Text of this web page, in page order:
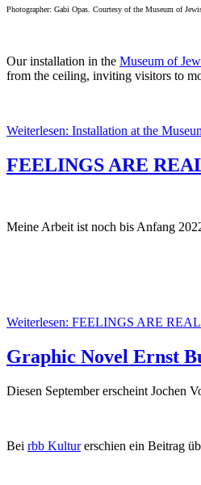
Photographer: Gabi Opas. Courtesy of the Museum of
Our installation in the Museum of
from the ceiling, inviting visitors to
Weiterlesen: Installation at the
FEELINGS ARE
Meine Arbeit ist noch bis Anfang
Weiterlesen: FEELINGS ARE
Graphic Novel Ernst
Diesen September erscheint Jochen
Bei rbb Kulturerschien ein Beitrag